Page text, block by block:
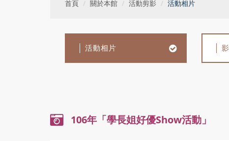
容
首頁 關於本館 活動剪影 活動相片
活動相片
106年「學長姐好優Show活動」